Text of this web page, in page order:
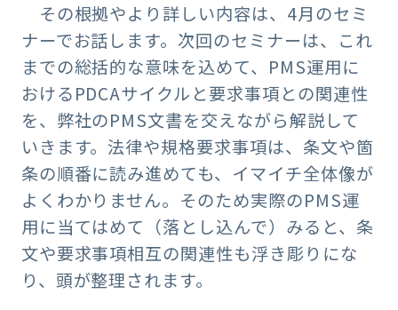
その根拠やより詳しい内容は、4月のセミ
ナーでお話します。次回のセミナーは、これ
までの総括的な意味を込めて、PMS運用に
おけるPDCAサイクルと要求事項との関連性
を、弊社のPMS文書を交えながら解説して
いきます。法律や規格要求事項は、条文や箇
条の順番に読み進めても、イマイチ全体像が
よくわかりません。そのため実際のPMS運
用に当てはめて（落とし込んで）みると、条
文や要求事項相互の関連性も浮き彫りにな
り、頭が整理されます。